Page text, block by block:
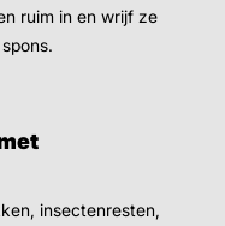
ruim in en wrijf ze
insectenresten,